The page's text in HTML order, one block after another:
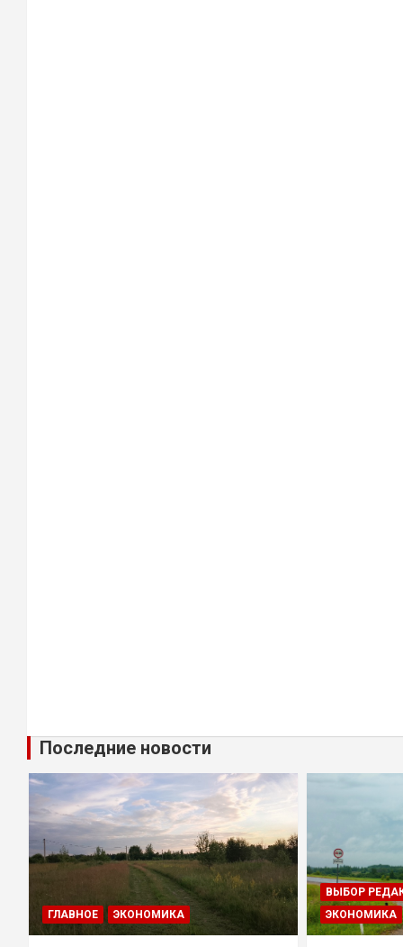
Последние новости
ГЛАВНОЕ ЭКОНОМИКА
ВЫБОР
ЭКОНОМИКА